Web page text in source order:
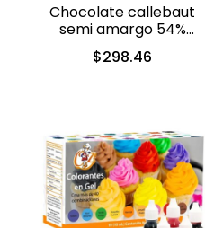
Chocolate callebaut
semi amargo 54%
cacao (40-803)
$298.46